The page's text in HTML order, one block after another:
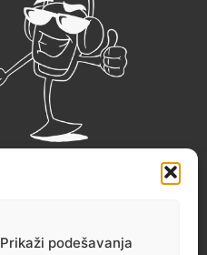
Prikaži podešavanja